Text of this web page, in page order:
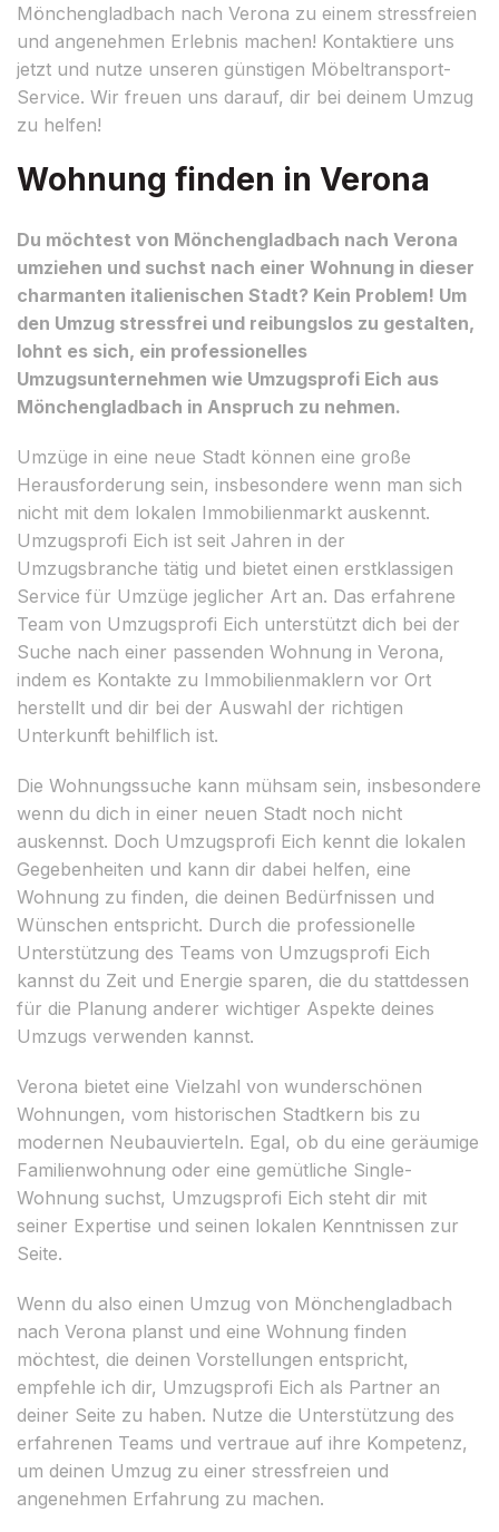
Mönchengladbach nach Verona zu einem stressfreien
und angenehmen Erlebnis machen! Kontaktiere uns
jetzt und nutze unseren günstigen Möbeltransport-
Service. Wir freuen uns darauf, dir bei deinem Umzug
zu helfen!
Wohnung finden in Verona
Du möchtest von Mönchengladbach nach Verona
umziehen und suchst nach einer Wohnung in dieser
charmanten italienischen Stadt? Kein Problem! Um
den Umzug stressfrei und reibungslos zu gestalten,
lohnt es sich, ein professionelles
Umzugsunternehmen wie Umzugsprofi Eich aus
Mönchengladbach in Anspruch zu nehmen.
Umzüge in eine neue Stadt können eine große
Herausforderung sein, insbesondere wenn man sich
nicht mit dem lokalen Immobilienmarkt auskennt.
Umzugsprofi Eich ist seit Jahren in der
Umzugsbranche tätig und bietet einen erstklassigen
Service für Umzüge jeglicher Art an. Das erfahrene
Team von Umzugsprofi Eich unterstützt dich bei der
Suche nach einer passenden Wohnung in Verona,
indem es Kontakte zu Immobilienmaklern vor Ort
herstellt und dir bei der Auswahl der richtigen
Unterkunft behilflich ist.
Die Wohnungssuche kann mühsam sein, insbesondere
wenn du dich in einer neuen Stadt noch nicht
auskennst. Doch Umzugsprofi Eich kennt die lokalen
Gegebenheiten und kann dir dabei helfen, eine
Wohnung zu finden, die deinen Bedürfnissen und
Wünschen entspricht. Durch die professionelle
Unterstützung des Teams von Umzugsprofi Eich
kannst du Zeit und Energie sparen, die du stattdessen
für die Planung anderer wichtiger Aspekte deines
Umzugs verwenden kannst.
Verona bietet eine Vielzahl von wunderschönen
Wohnungen, vom historischen Stadtkern bis zu
modernen Neubauvierteln. Egal, ob du eine geräumige
Familienwohnung oder eine gemütliche Single-
Wohnung suchst, Umzugsprofi Eich steht dir mit
seiner Expertise und seinen lokalen Kenntnissen zur
Seite.
Wenn du also einen Umzug von Mönchengladbach
nach Verona planst und eine Wohnung finden
möchtest, die deinen Vorstellungen entspricht,
empfehle ich dir, Umzugsprofi Eich als Partner an
deiner Seite zu haben. Nutze die Unterstützung des
erfahrenen Teams und vertraue auf ihre Kompetenz,
um deinen Umzug zu einer stressfreien und
angenehmen Erfahrung zu machen.